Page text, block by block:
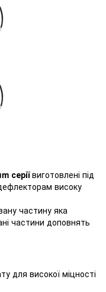
серіївиготовлені під
високу
частину яка
частини доповнять
для високої міцності